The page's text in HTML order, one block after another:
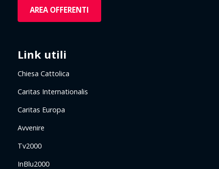
AREA OFFERENTI
Link utili
Chiesa Cattolica
Caritas Internationalis
Caritas Europa
Avvenire
Tv2000
InBlu2000